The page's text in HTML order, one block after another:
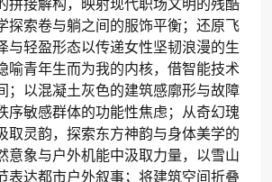
探索卷与躺之间的服饰平衡；还原飞
与轻盈形态以传递女性坚韧浪漫的生
喻青年生而为我的内核，借智能技术
；以混凝土灰色的建筑感廓形与故障
序敏感群体的功能性焦虑；从奇幻瑰
取灵韵，探索东方神韵与身体美学的
意象与户外机能中汲取力量，以雪山
表达都市户外叙事；将建筑空间折叠